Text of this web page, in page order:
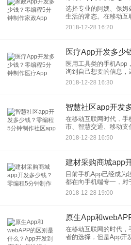
选择专业的阿姨、保
生活的常态。在移动互
新的变化，大家更倾向
服务公司、服务人员等
2018-12-28 16:20
医用工具类的手机App
询到自己想要的信息，
互添加好友等。【医疗
医疗app开发】由于医
2018-12-28 16:30
在移动互联网时代，
市、智慧交通、移动支
的一部分。而目前，有
巨大的市场空间供创业
2018-12-28 16:50
目前手机App已经成为
都在向手机端专一，对
如此，谁先开发建立自
机，坐享移动互联网带
2018-12-28 19:00
在移动互联网的时代，
者的选择，但是App开